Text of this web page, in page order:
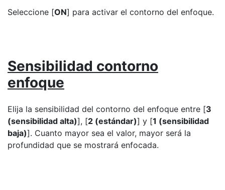
Seleccione [ON] para activar el contorno del enfoque.
Sensibilidad contorno
enfoque
Elija la sensibilidad del contorno del enfoque entre [3
(sensibilidad alta)], [2 (estándar)] y [1 (sensibilidad
baja)]. Cuanto mayor sea el valor, mayor será la
profundidad que se mostrará enfocada.